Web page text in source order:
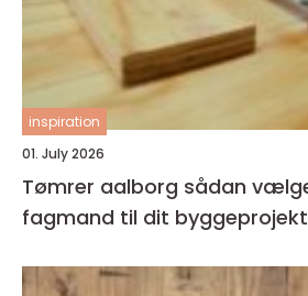
inspiration
01. July 2026
Tømrer aalborg sådan vælger du den rette
fagmand til dit byggeprojekt